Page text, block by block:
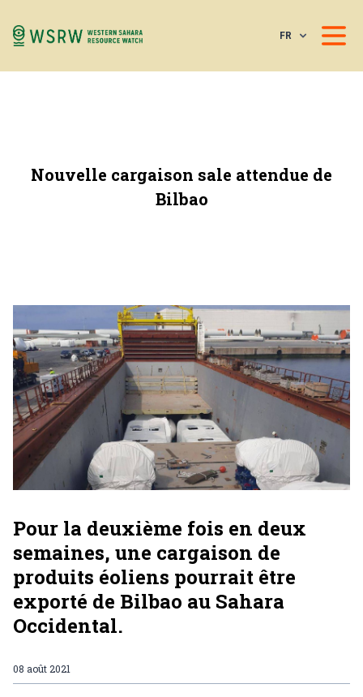
FR
Nouvelle cargaison sale attendue de
Bilbao
Pour la deuxième fois en deux
semaines, une cargaison de
produits éoliens pourrait être
exporté de Bilbao au Sahara
Occidental.
08 août 2021